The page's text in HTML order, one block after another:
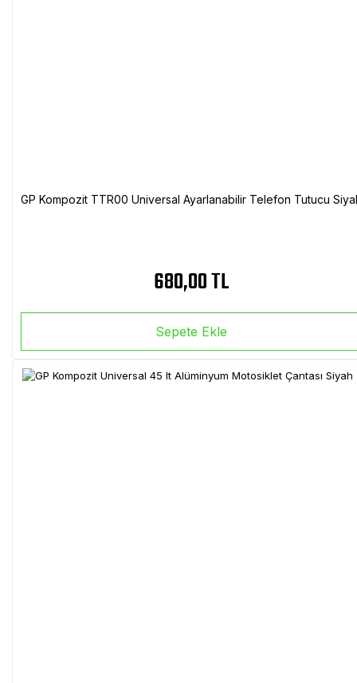
GP Kompozit TTR00 Universal Ayarlanabilir Telefon Tutucu
680,00 TL
Sepete Ekle